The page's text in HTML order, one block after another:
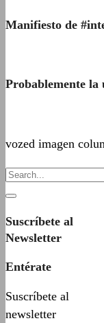
Manifiesto de
Probablemente
vozed imagen
Suscríbete al
Newsletter
Entérate
Suscríbete al
newsletter